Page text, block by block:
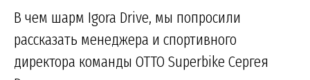
В чем шарм Igora Drive, мы попросили
рассказать менеджера и спортивного
директора команды OTTO Superbike Сергея